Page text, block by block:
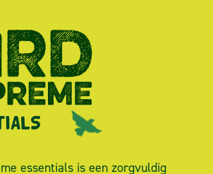
essentials is een zorgvuldig